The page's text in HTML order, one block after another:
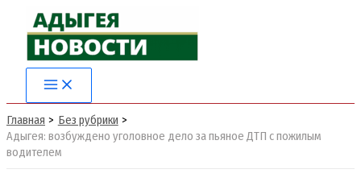
Перейти
содержимому
Главная
Без рубрики
Адыгея: возбуждено уголовное дело за пьяное ДТП с пожилым
водителем